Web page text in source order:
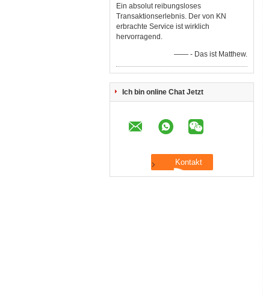
Ein absolut reibungsloses
Transaktionserlebnis. Der von KN
erbrachte Service ist wirklich
hervorragend.
—— - Das ist Matthew.
Ich bin online Chat Jetzt